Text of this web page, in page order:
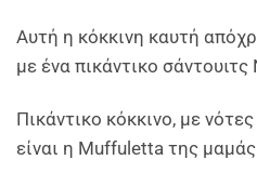
Αυτή η κόκκινη καυτή
με ένα πικάντικο
Πικάντικο κόκκινο, με
είναι η Muffuletta της